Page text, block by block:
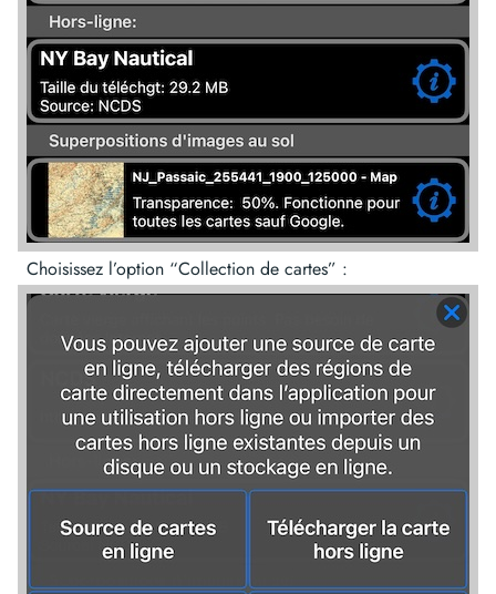
Choisissez l’option “Collection de cartes” :